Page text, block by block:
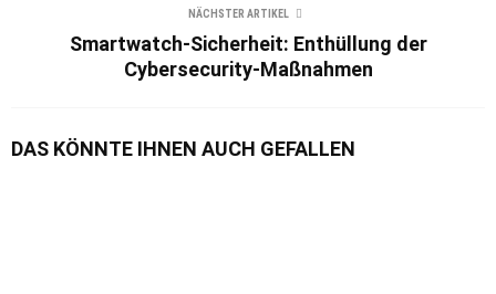
NÄCHSTER ARTIKEL
Smartwatch-Sicherheit: Enthüllung der
Cybersecurity-Maßnahmen
DAS KÖNNTE IHNEN AUCH GEFALLEN